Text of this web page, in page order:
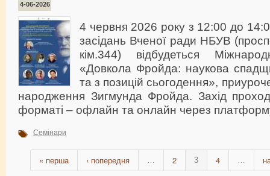
4-06-2026
4 червня 2026 року з 12:00 до
засідань Вченої ради НБУВ
кім.344) відбудеться
«Довкола Фройда: наукова
та з позицій сьогодення»,
народження Зигмунда Фройда. Захід
форматі – офлайн та онлайн через
Семінари
« перша ‹ попередня … 2 3 4 …